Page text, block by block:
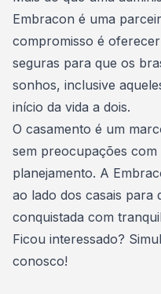
Embracon é uma
compromisso é
seguras para que os
sonhos, inclusive
início da vida a dois.
O casamento é um
sem preocupações com
planejamento. A
ao lado dos casais para
conquistada com
Ficou interessado?
conosco!